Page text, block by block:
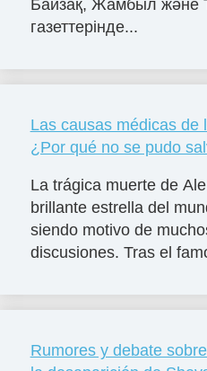
Байзақ, Жамбыл және
газеттерінде...
Las causas médicas de
¿Por qué no se pudo
La trágica muerte de
brillante estrella del
siendo motivo de
discusiones. Tras el
Rumores y debate